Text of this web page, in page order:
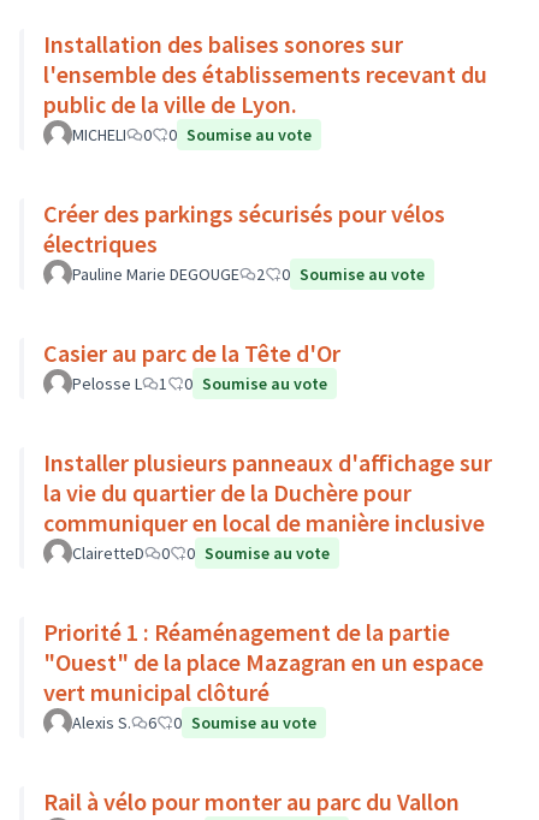
Installation des balises sonores sur
l'ensemble des établissements recevant du
public de la ville de Lyon.
MICHELI 0 0 Soumise au vote
Créer des parkings sécurisés pour vélos
électriques
Pauline Marie DEGOUGE 2 0 Soumise au vote
Casier au parc de la Tête d'Or
Pelosse L 1 0 Soumise au vote
Installer plusieurs panneaux d'affichage sur
la vie du quartier de la Duchère pour
communiquer en local de manière inclusive
ClairetteD 0 0 Soumise au vote
Priorité 1 : Réaménagement de la partie
"Ouest" de la place Mazagran en un espace
vert municipal clôturé
Alexis S. 6 0 Soumise au vote
Rail à vélo pour monter au parc du Vallon